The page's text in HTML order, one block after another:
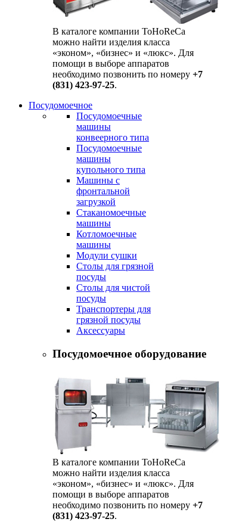
В каталоге компании ToHoReCa
можно найти изделия класса
«эконом», «бизнес» и «люкс». Для
помощи в выборе аппаратов
необходимо позвонить по номеру +7
(831) 423-97-25.
Посудомоечное
Посудомоечные
машины
конвеерного типа
Посудомоечные
машины
купольного типа
Машины с
фронтальной
загрузкой
Стаканомоечные
машины
Котломоечные
машины
Модули сушки
Столы для грязной
посуды
Столы для чистой
посуды
Транспортеры для
грязной посуды
Аксессуары
Посудомоечное оборудование
В каталоге компании ToHoReCa
можно найти изделия класса
«эконом», «бизнес» и «люкс». Для
помощи в выборе аппаратов
необходимо позвонить по номеру +7
(831) 423-97-25.